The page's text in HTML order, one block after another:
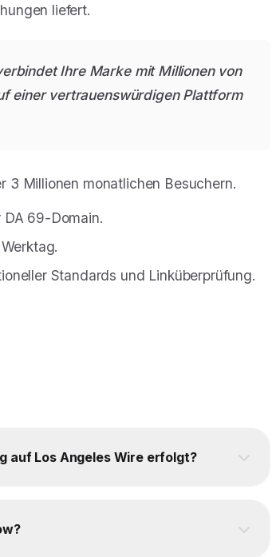
liefert.
Ihre Marke mit Millionen von
einer vertrauenswürdigen Plattform
3 Millionen monatlichen Besuchern.
69-Domain.
Standards und Linküberprüfung.
auf Los Angeles Wire erfolgt?